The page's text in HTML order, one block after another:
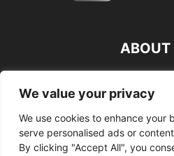
We value your privacy
We use cookies to enhance your
serve personalised ads or
By clicking "Accept All", you
ABOUT
FOLLOW